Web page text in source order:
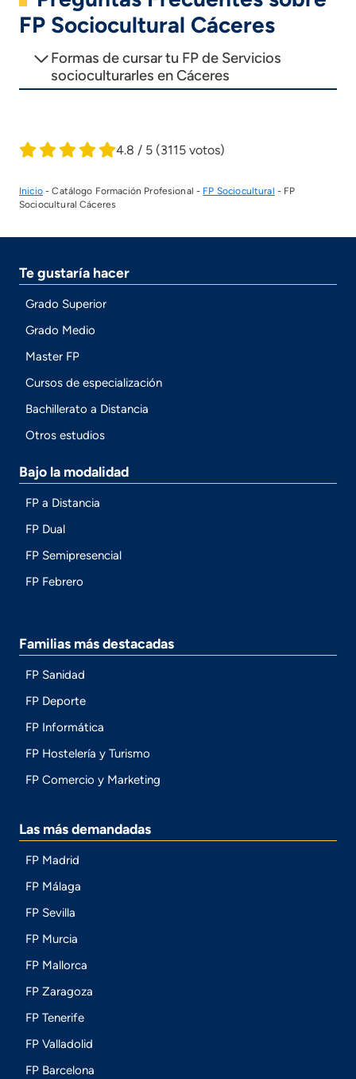
FP Sociocultural Cáceres
Formas de cursar tu FP de Servicios
socioculturarles en Cáceres
4.8 / 5 (3115 votos)
Inicio-Catálogo Formación Profesional - FP Sociocultural - FP
Sociocultural Cáceres
Te gustaría hacer
Grado Superior
Grado Medio
Master FP
Cursos de especialización
Bachillerato a Distancia
Otros estudios
Bajo la modalidad
FP a Distancia
FP Dual
FP Semipresencial
FP Febrero
Familias más destacadas
FP Sanidad
FP Deporte
FP Informática
FP Hostelería y Turismo
FP Comercio y Marketing
Las más demandadas
FP Madrid
FP Málaga
FP Sevilla
FP Murcia
FP Mallorca
FP Zaragoza
FP Tenerife
FP Valladolid
FP Barcelona